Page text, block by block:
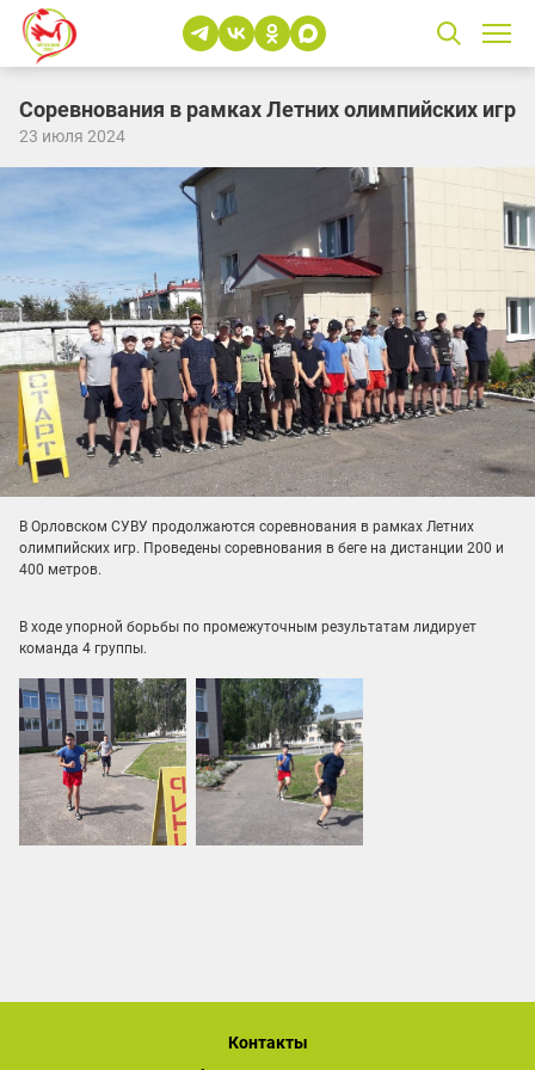
Соревнования в рамках Летних олимпийских игр
23 июля 2024
В Орловском СУВУ продолжаются соревнования в рамках Летних
олимпийских игр. Проведены соревнования в беге на дистанции 200 и
400 метров.
В ходе упорной борьбы по промежуточным результатам лидирует
команда 4 группы.
Контакты